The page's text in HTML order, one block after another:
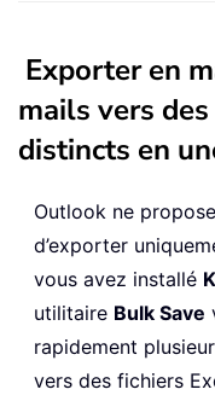
Exporter en
mails vers
distincts en
Outlook ne
d’exporter
vous avez installé
utilitaire Bulk Save
rapidement
vers des fichiers